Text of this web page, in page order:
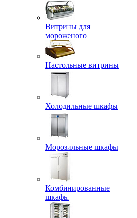
Витрины для
мороженого
Настольные витрины
Холодильные шкафы
Морозильные шкафы
Комбинированные
шкафы